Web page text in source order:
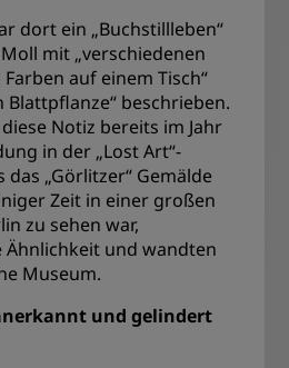
dort ein „Buchstillleben“
mit „verschiedenen
auf einem Tisch“
beschrieben.
Notiz bereits im Jahr
in der „Lost Art“-
das „Görlitzer“ Gemälde
Zeit in einer großen
zu sehen war,
Ähnlichkeit und wandten
Museum.
und gelindert